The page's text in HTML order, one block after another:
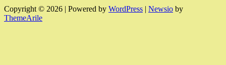
Copyright © 2026 | Powered by WordPress | Newsio by
ThemeArile